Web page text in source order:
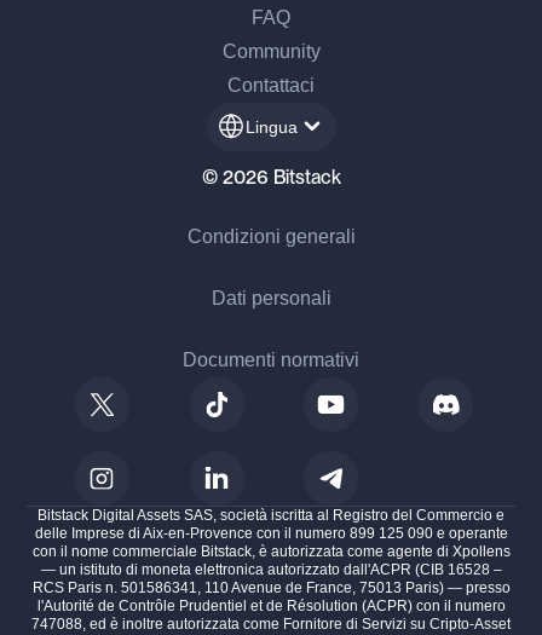
FAQ
Community
Contattaci
Lingua
© 2026 Bitstack
Condizioni generali
Dati personali
Documenti normativi
Bitstack Digital Assets SAS, società iscritta al Registro del Commercio e
delle Imprese di Aix-en-Provence con il numero 899 125 090 e operante
con il nome commerciale Bitstack, è autorizzata come agente di Xpollens
— un istituto di moneta elettronica autorizzato dall'ACPR (CIB 16528 –
RCS Paris n. 501586341, 110 Avenue de France, 75013 Paris) — presso
l'Autorité de Contrôle Prudentiel et de Résolution (ACPR) con il numero
747088, ed è inoltre autorizzata come Fornitore di Servizi su Cripto-Asset